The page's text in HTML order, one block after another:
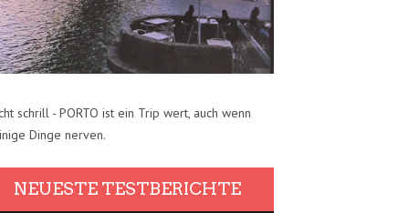
schrill - PORTO ist ein Trip wert, auch wenn
Dinge nerven.
NEUESTE TESTBERICHTE